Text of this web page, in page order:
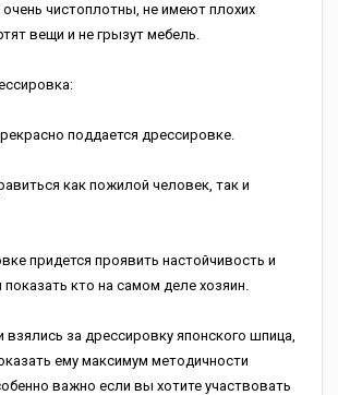
чистоплотны, не имеют плохих
вещи и не грызут мебель.
поддается дрессировке.
как пожилой человек, так и
придется проявить настойчивость и
кто на самом деле хозяин.
взялись за дрессировку японского шпица,
ему максимум методичности
важно если вы хотите участвовать